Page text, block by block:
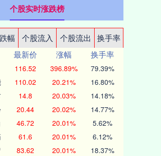
个股实时涨跌榜
幅 个股流入 个股流出
换手率
最新价 涨幅
换手率
116.52 396.89% 79.39%
110.02 20.21% 16.80%
14.8 20.03% 14.18%
20.44 20.02% 14.77%
46.72 20.01% 5.62%
61.6 20.01% 6.12%
83.62 20.01% 18.37%